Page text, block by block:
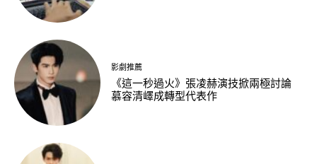
影劇推薦
《這一秒過火》張凌赫演技掀兩極討論
慕容清嶧成轉型代表作